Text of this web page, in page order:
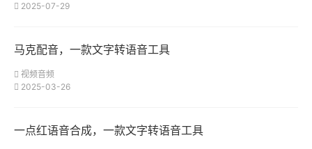
2025-07-29
马克配音，一款文字转语音工具
视频音频
2025-03-26
一点红语音合成，一款文字转语音工具